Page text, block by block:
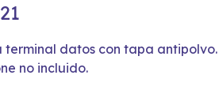
terminal datos con tapa antipolvo.
no incluido.